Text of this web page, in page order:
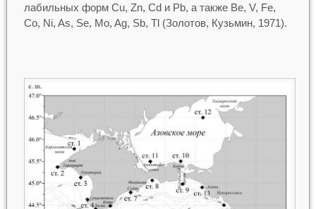
лабильных форм Cu, Zn, Cd и Pb, а также Be, V, Fe,
Co, Ni, As, Se, Mo, Ag, Sb, Tl (Золотов, Кузьмин, 1971).